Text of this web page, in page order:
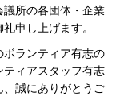
所の各団体・企業
申し上げます。
ボランティア有志の
ィアスタッフ有志
誠にありがとうご